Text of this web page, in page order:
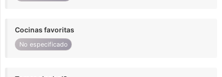
Cocinas favoritas
No especificado